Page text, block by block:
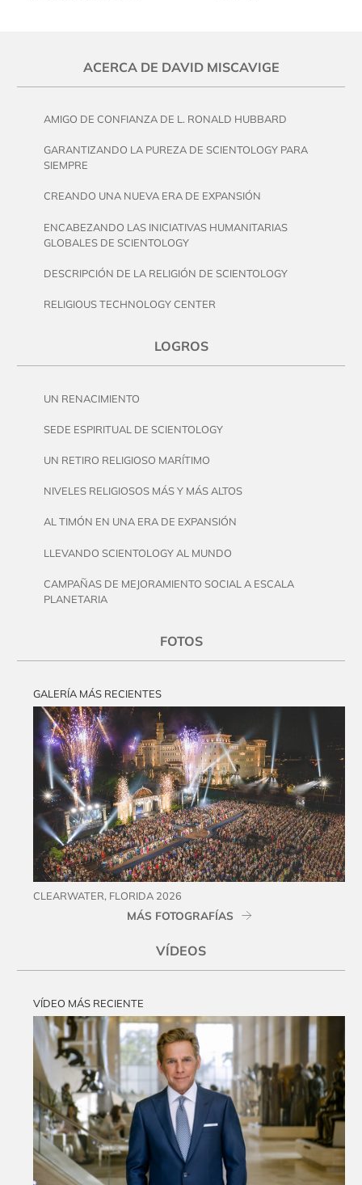
ACERCA DE DAVID MISCAVIGE
AMIGO DE CONFIANZA DE L. RONALD HUBBARD
GARANTIZANDO LA PUREZA DE SCIENTOLOGY PARA
SIEMPRE
CREANDO UNA NUEVA ERA DE EXPANSIÓN
ENCABEZANDO LAS INICIATIVAS HUMANITARIAS
GLOBALES DE SCIENTOLOGY
DESCRIPCIÓN DE LA RELIGIÓN DE SCIENTOLOGY
RELIGIOUS TECHNOLOGY CENTER
LOGROS
UN RENACIMIENTO
SEDE ESPIRITUAL DE SCIENTOLOGY
UN RETIRO RELIGIOSO MARÍTIMO
NIVELES RELIGIOSOS MÁS Y MÁS ALTOS
AL TIMÓN EN UNA ERA DE EXPANSIÓN
LLEVANDO SCIENTOLOGY AL MUNDO
CAMPAÑAS DE MEJORAMIENTO SOCIAL A ESCALA
PLANETARIA
FOTOS
GALERÍA MÁS RECIENTES
CLEARWATER, FLORIDA 2026
MÁS FOTOGRAFÍAS
VÍDEOS
VÍDEO MÁS RECIENTE